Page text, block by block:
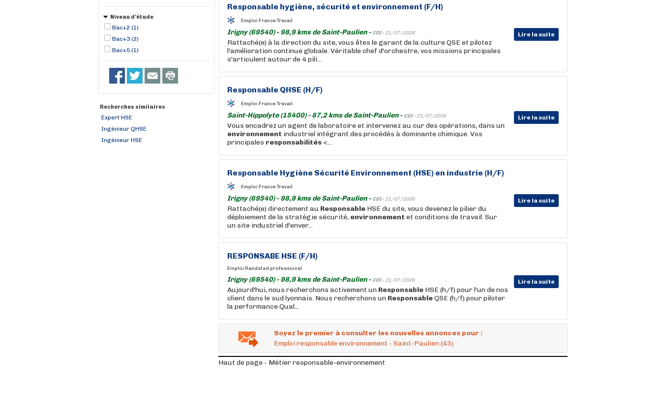
Niveau d'étude
Bac+2 (1)
Bac+3 (2)
Bac+5 (1)
Recherches similaires
Expert HSE
Ingénieur QHSE
Ingénieur HSE
Responsable hygiène, sécurité et environnement (F/H)
Emploi France Travail
Irigny (69540) - 98,9 kms de Saint-Paulien - CDI - 21/07/2026 Lire la suite
Rattaché(e) à la direction du site, vous êtes le garant de la culture QSE et pilotez
l'amélioration continue globale. Véritable chef d'orchestre, vos missions principales
s'articulent autour de 4 pili...
Responsable QHSE (H/F)
Emploi France Travail
Saint-Hippolyte (15400) - 87,2 kms de Saint-Paulien - CDI - 23/07/2026 Lire la suite
Vous encadrez un agent de laboratoire et intervenez au cur des opérations, dans un
environnement industriel intégrant des procédés à dominante chimique. Vos
principales responsabilités <...
Responsable Hygiène Sécurité Environnement (HSE) en industrie (H/F)
Emploi France Travail
Irigny (69540) - 98,9 kms de Saint-Paulien - CDI - 21/07/2026 Lire la suite
Rattaché(e) directement au Responsable HSE du site, vous devenez le pilier du
déploiement de la stratégie sécurité, environnement et conditions de travail. Sur
un site industriel d'enver...
RESPONSABE HSE (F/H)
Emploi Randstad professional
Irigny (69540) - 98,9 kms de Saint-Paulien - CDI - 21/07/2026 Lire la suite
Aujourd'hui, nous recherchons activement un Responsable HSE (h/f) pour l'un de nos
client dans le sud lyonnais. Nous recherchons un ResponsableQSE (h/f) pour piloter
la performance Qual...
Soyez le premier à consulter les nouvelles annonces pour :
Emploi responsable environnement - Saint-Paulien (43)
Haut de page - Métier responsable-environnement